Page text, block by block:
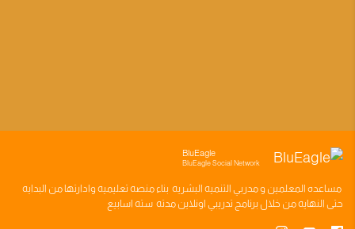
BluEagle
BluEagle Social Network
مساعده المعلمين ومدربي التنميه البشريه بناءمنصه تعليميه وادارتها من البدايه
حتى النهايه من خلال برنامج تدريبي اونلاين مدته سته اسابيع